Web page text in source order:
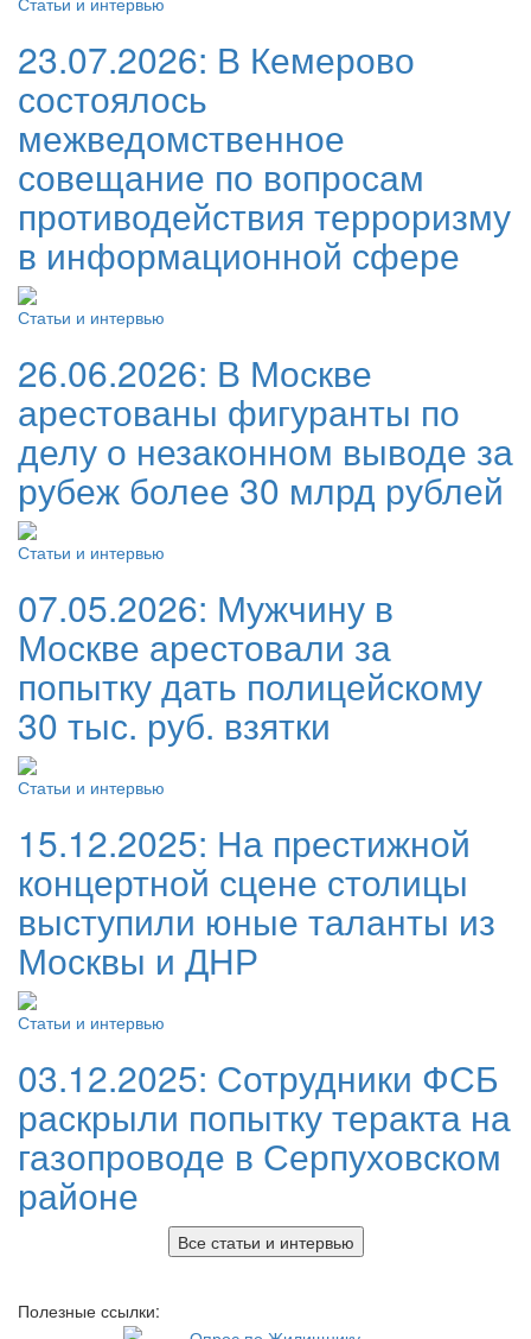
23.07.2026: В Кемерово
состоялось
межведомственное
совещание по вопросам
противодействия терроризму
в информационной сфере
Статьи и интервью
26.06.2026: В Москве
арестованы фигуранты по
делу о незаконном выводе за
рубеж более 30 млрд рублей
Статьи и интервью
07.05.2026: Мужчину в
Москве арестовали за
попытку дать полицейскому
30 тыс. руб. взятки
Статьи и интервью
15.12.2025: На престижной
концертной сцене столицы
выступили юные таланты из
Москвы и ДНР
Статьи и интервью
03.12.2025: Сотрудники ФСБ
раскрыли попытку теракта на
газопроводе в Серпуховском
районе
Все статьи и интервью
Полезные ссылки: